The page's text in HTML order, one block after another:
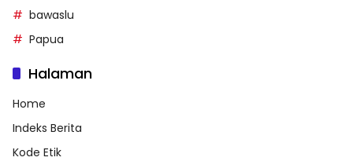
bawaslu
Papua
Halaman
Home
Indeks Berita
Kode Etik